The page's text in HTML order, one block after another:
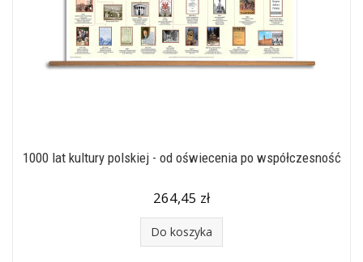
1000 lat kultury polskiej - od oświecenia po współczesność
264,45 zł
Do koszyka